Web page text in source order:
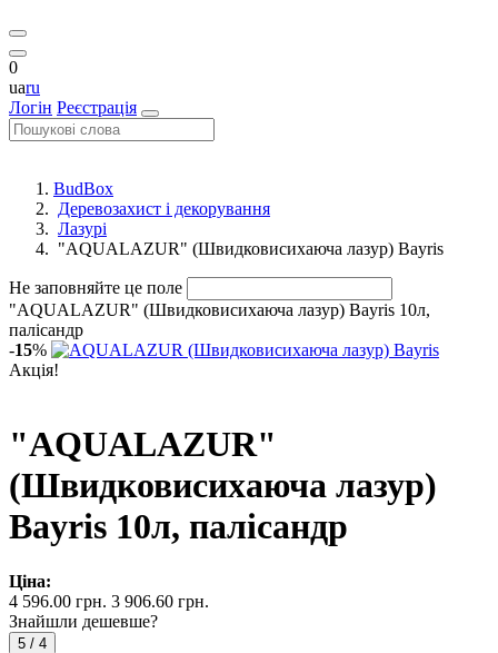
0
uaru
Логін Реєстрація
BudBox
Деревозахист і декорування
Лазурі
"AQUALAZUR" (Швидковисихаюча лазур) Bayris
Не заповняйте це поле
"AQUALAZUR" (Швидковисихаюча лазур) Bayris 10л,
палісандр
-15%
Акція!
"AQUALAZUR"
(Швидковисихаюча лазур)
Bayris 10л, палісандр
Ціна:
4 596.00 грн. 3 906.60 грн.
Знайшли дешевше?
5 / 4